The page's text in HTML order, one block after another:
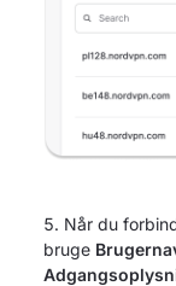
Når du
bruge